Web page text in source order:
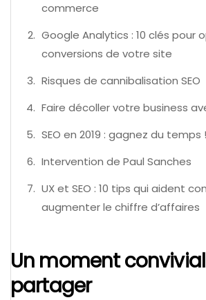
commerce
Google Analytics : 10 clés pour
conversions de votre site
Risques de cannibalisation SEO
Faire décoller votre business
SEO en 2019 : gagnez du temps !
Intervention de Paul Sanches
UX et SEO : 10 tips qui aident
augmenter le chiffre d’affaires
Un moment
partager